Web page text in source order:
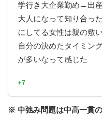
学行き大企業勤め→出
大人になって知り合っ
にしてる女性は親の敷
自分の決めたタイミン
が多いなって感じた
+7
※ 中弛み問題は中高一貫